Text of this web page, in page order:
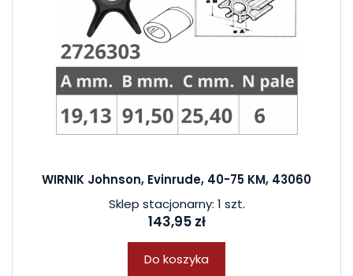
WIRNIK Johnson, Evinrude, 40-75 KM, 43060
Sklep stacjonarny: 1 szt.
143,95 zł
Do koszyka